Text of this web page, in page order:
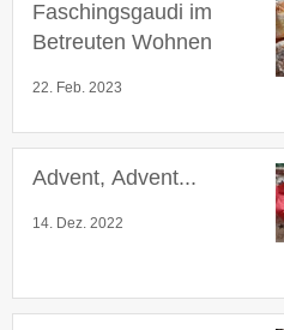
Faschingsgaudi im
Betreuten Wohnen
22. Feb. 2023
Advent, Advent...
14. Dez. 2022